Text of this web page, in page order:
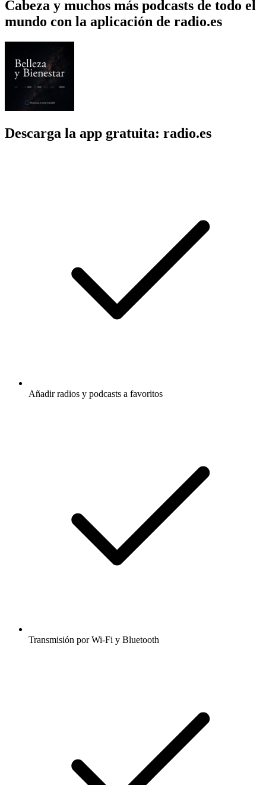
Cabeza y muchos más podcasts de todo el
mundo con la aplicación de radio.es
Descarga la app gratuita: radio.es
Añadir radios y podcasts a favoritos
Transmisión por Wi-Fi y Bluetooth